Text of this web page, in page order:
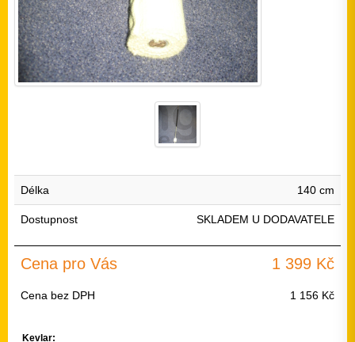
Délka 140 cm
Dostupnost SKLADEM U DODAVATELE
Cena pro Vás 1 399 Kč
Cena bez DPH 1 156 Kč
Kevlar: